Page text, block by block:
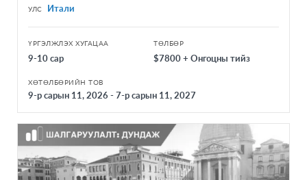
УЛС Итали
ҮРГЭЛЖЛЭХ ХУГАЦАА
9-10 сар
ТӨЛБӨР
$7800 + Онгоцны тийз
ХӨТӨЛБӨРИЙН ТОВ
9-р сарын 11, 2026 - 7-р сарын 11, 2027